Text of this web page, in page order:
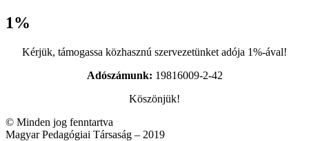
1%
Kérjük, támogassa közhasznú szervezetünket adója 1%-ával!
Adószámunk: 19816009-2-42
Köszönjük!
© Minden jog fenntartva
Magyar Pedagógiai Társaság – 2019